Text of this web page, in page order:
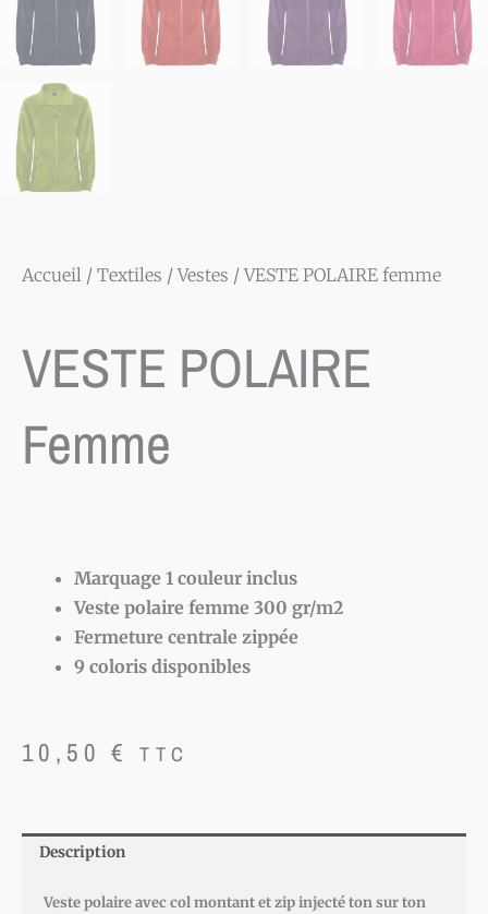
Accueil / Textiles /Vestes / VESTE POLAIRE femme
VESTE POLAIRE
Femme
Marquage 1 couleur inclus
Veste polaire femme 300 gr/m2
Fermeture centrale zippée
9 coloris disponibles
10,50€ TTC
Description
Veste polaire avec col montant et zip injecté ton sur ton